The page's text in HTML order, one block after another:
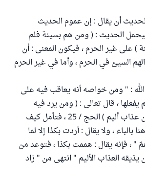
أن يقال : إن عموم الحديث
الحديث : ( ومن هم بسيئة فلم
) على غير الحرم ، فيكون المعنى : أن
السيئ في الحرم ، وأما في غير الحرم
: " ومن خواصه أنه يعاقب فيه على
يفعلها ، قال تعالى : ( ومن يرد فيه
بإلحاد بظلم نذقه من عذاب أليم ) الحج / 25 ، فتأمل كيف
بالباء ، ولا يقال : أردت بكذا إلا لما
، فإنه يقال : هممت بكذا ، فتوعد من
العذاب الأليم " انتهى من " زاد